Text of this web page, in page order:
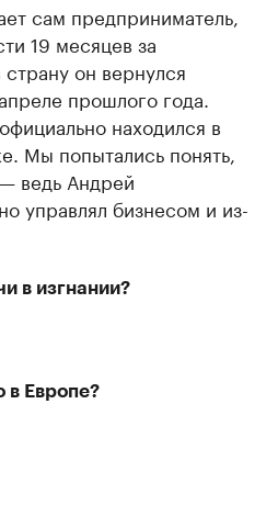
сам предприниматель,
19 месяцев за
он вернулся
прошлого года.
находился в
Мы попытались понять,
ведь Андрей
управлял бизнесом и из-
в изгнании?
Европе?